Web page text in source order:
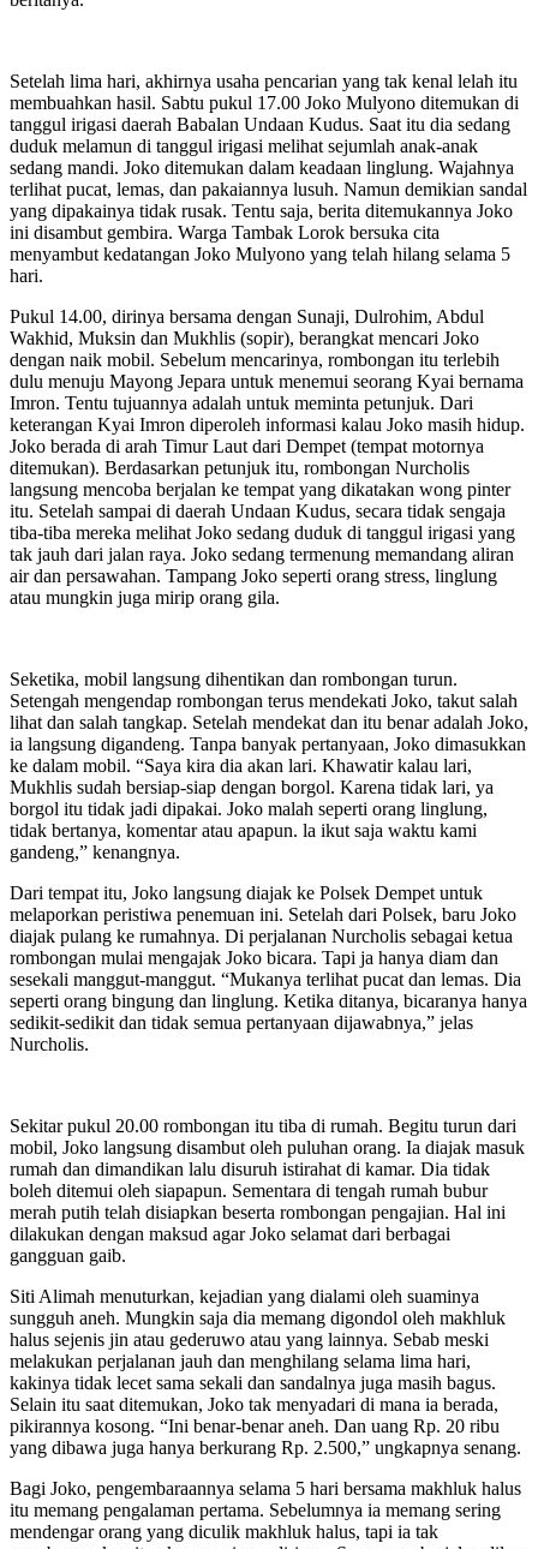
Setelah lima hari, akhirnya usaha pencarian yang tak kenal lelah itu
membuahkan hasil. Sabtu pukul 17.00 Joko Mulyono ditemukan di
tanggul irigasi daerah Babalan Undaan Kudus. Saat itu dia sedang
duduk melamun di tanggul irigasi melihat sejumlah anak-anak
sedang mandi. Joko ditemukan dalam keadaan linglung. Wajahnya
terlihat pucat, lemas, dan pakaiannya lusuh. Namun demikian sandal
yang dipakainya tidak rusak. Tentu saja, berita ditemukannya Joko
ini disambut gembira. Warga Tambak Lorok bersuka cita
menyambut kedatangan Joko Mulyono yang telah hilang selama 5
hari.
Pukul 14.00, dirinya bersama dengan Sunaji, Dulrohim, Abdul
Wakhid, Muksin dan Mukhlis (sopir), berangkat mencari Joko
dengan naik mobil. Sebelum mencarinya, rombongan itu terlebih
dulu menuju Mayong Jepara untuk menemui seorang Kyai bernama
Imron. Tentu tujuannya adalah untuk meminta petunjuk. Dari
keterangan Kyai Imron diperoleh informasi kalau Joko masih hidup.
Joko berada di arah Timur Laut dari Dempet (tempat motornya
ditemukan). Berdasarkan petunjuk itu, rombongan Nurcholis
langsung mencoba berjalan ke tempat yang dikatakan wong pinter
itu. Setelah sampai di daerah Undaan Kudus, secara tidak sengaja
tiba-tiba mereka melihat Joko sedang duduk di tanggul irigasi yang
tak jauh dari jalan raya. Joko sedang termenung memandang aliran
air dan persawahan. Tampang Joko seperti orang stress, linglung
atau mungkin juga mirip orang gila.
Seketika, mobil langsung dihentikan dan rombongan turun.
Setengah mengendap rombongan terus mendekati Joko, takut salah
lihat dan salah tangkap. Setelah mendekat dan itu benar adalah Joko,
ia langsung digandeng. Tanpa banyak pertanyaan, Joko dimasukkan
ke dalam mobil. “Saya kira dia akan lari. Khawatir kalau lari,
Mukhlis sudah bersiap-siap dengan borgol. Karena tidak lari, ya
borgol itu tidak jadi dipakai. Joko malah seperti orang linglung,
tidak bertanya, komentar atau apapun. la ikut saja waktu kami
gandeng,” kenangnya.
Dari tempat itu, Joko langsung diajak ke Polsek Dempet untuk
melaporkan peristiwa penemuan ini. Setelah dari Polsek, baru Joko
diajak pulang ke rumahnya. Di perjalanan Nurcholis sebagai ketua
rombongan mulai mengajak Joko bicara. Tapi ja hanya diam dan
sesekali manggut-manggut. “Mukanya terlihat pucat dan lemas. Dia
seperti orang bingung dan linglung. Ketika ditanya, bicaranya hanya
sedikit-sedikit dan tidak semua pertanyaan dijawabnya,” jelas
Nurcholis.
Sekitar pukul 20.00 rombongan itu tiba di rumah. Begitu turun dari
mobil, Joko langsung disambut oleh puluhan orang. Ia diajak masuk
rumah dan dimandikan lalu disuruh istirahat di kamar. Dia tidak
boleh ditemui oleh siapapun. Sementara di tengah rumah bubur
merah putih telah disiapkan beserta rombongan pengajian. Hal ini
dilakukan dengan maksud agar Joko selamat dari berbagai
gangguan gaib.
Siti Alimah menuturkan, kejadian yang dialami oleh suaminya
sungguh aneh. Mungkin saja dia memang digondol oleh makhluk
halus sejenis jin atau gederuwo atau yang lainnya. Sebab meski
melakukan perjalanan jauh dan menghilang selama lima hari,
kakinya tidak lecet sama sekali dan sandalnya juga masih bagus.
Selain itu saat ditemukan, Joko tak menyadari di mana ia berada,
pikirannya kosong. “Ini benar-benar aneh. Dan uang Rp. 20 ribu
yang dibawa juga hanya berkurang Rp. 2.500,” ungkapnya senang.
Bagi Joko, pengembaraannya selama 5 hari bersama makhluk halus
itu memang pengalaman pertama. Sebelumnya ia memang sering
mendengar orang yang diculik makhluk halus, tapi ia tak